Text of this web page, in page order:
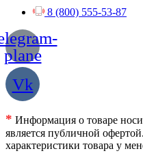
8 (800) 555-53-87
plane
Vk
* Информация о товаре
является публичной
характеристики товара у